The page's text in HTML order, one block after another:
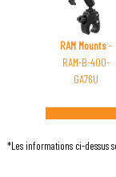
RAM Mounts-
RAM-B-400-
GA76U
*Les informations ci-dessus